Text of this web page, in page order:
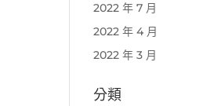
2022 年 7 月
2022 年 4 月
2022 年 3 月
分類